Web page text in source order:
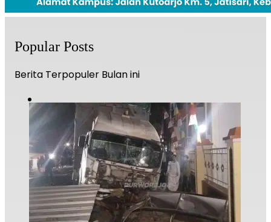
Popular Posts
Berita Terpopuler Bulan ini